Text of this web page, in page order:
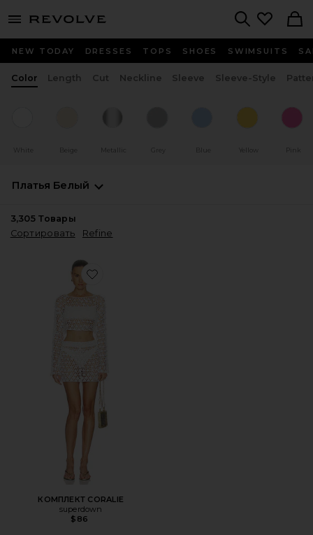
menu - shows more content
NEW TODAY DRESSES TOPS SHOES SWIMSUITS
Color Length Cut Neckline Sleeve Sleeve-Style
White Beige Metallic Grey Blue Yellow Pink
Платья Белый
3,305 Товары
Сортировать
Refine
Favorite КОМПЛЕКТ CORALIE
КОМПЛЕКТ CORALIE
superdown
$86